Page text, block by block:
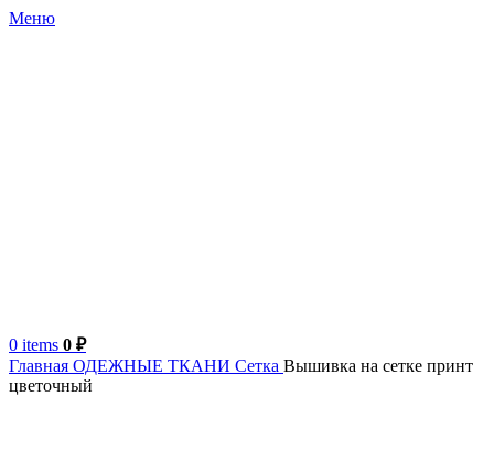
Меню
0 items 0 ₽
Главная ОДЕЖНЫЕ ТКАНИ Сетка Вышивка на сетке принт
цветочный